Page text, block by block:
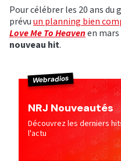
Pour célébrer les 20 ans du
prévuun planning bien
Love Me To Heavenen
nouveau hit.
Webradios
NRJ Nouveautés
Découvrez les derniers
l'actu